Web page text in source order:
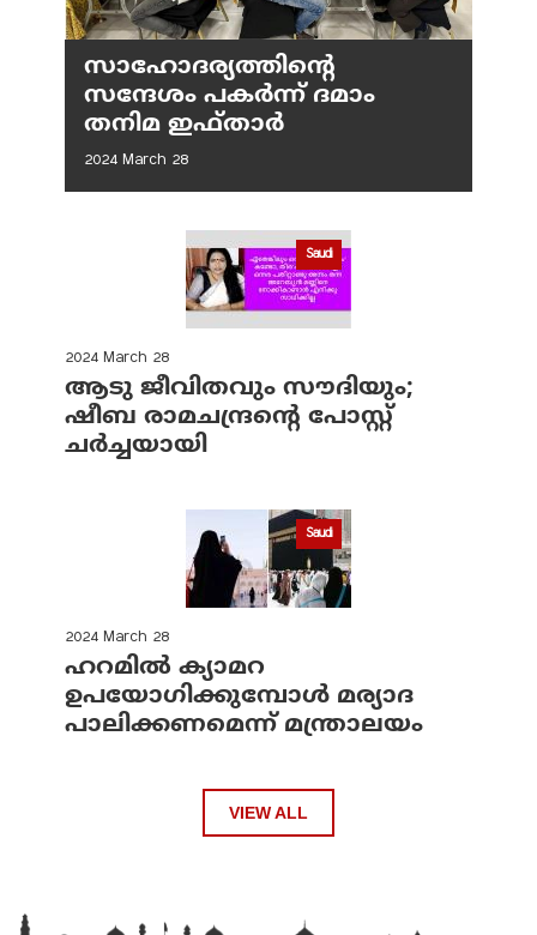
സാഹോദര്യത്തിന്റെ
സന്ദേശം പകർന്ന് ദമാം
തനിമ ഇഫ്‌താർ
2024 March 28
Saudi
2024 March 28
ആടു ജീവിതവും സൗദിയും;
ഷീബ രാമചന്ദ്രന്റെ പോസ്റ്റ്
ചര്‍ച്ചയായി
Saudi
2024 March 28
ഹറമില്‍ ക്യാമറ
ഉപയോഗിക്കുമ്പോള്‍ മര്യാദ
പാലിക്കണമെന്ന് മന്ത്രാലയം
VIEW ALL